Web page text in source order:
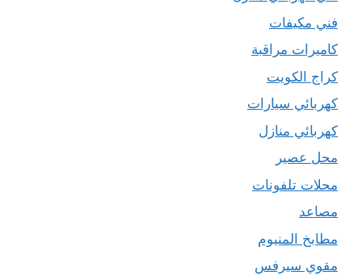
فني مكيفات
كاميرات مراقبة
كراج الكويت
كهربائي سيارات
كهربائي منازل
محل عصير
محلات تلفونات
مصاعد
مطابخ المنيوم
مقوي سيرفس